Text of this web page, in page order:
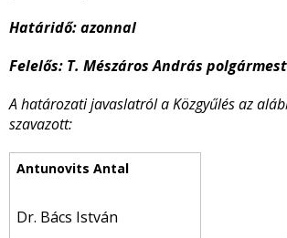
Határidő: azonnal
Felelős: T. Mészáros András
A határozati javaslatról a Közgyűlés az
szavazott:
Dr. Bács István